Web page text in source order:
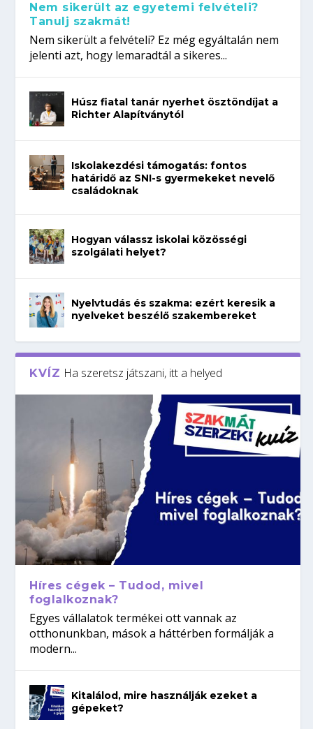
Nem sikerült az egyetemi felvételi?
Tanulj szakmát!
Nem sikerült a felvételi? Ez még egyáltalán nem
jelenti azt, hogy lemaradtál a sikeres...
Húsz fiatal tanár nyerhet ösztöndíjat a
Richter Alapítványtól
Iskolakezdési támogatás: fontos
határidő az SNI-s gyermekeket nevelő
családoknak
Hogyan válassz iskolai közösségi
szolgálati helyet?
Nyelvtudás és szakma: ezért keresik a
nyelveket beszélő szakembereket
KVÍZ Ha szeretsz játszani, itt a helyed
Híres cégek – Tudod, mivel
foglalkoznak?
Egyes vállalatok termékei ott vannak az
otthonunkban, mások a háttérben formálják a
modern...
Kitalálod, mire használják ezeket a
gépeket?